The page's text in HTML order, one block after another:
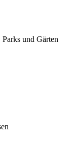
und Gärten